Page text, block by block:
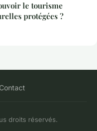
le tourisme
protégées ?
Contact
droits réservés.